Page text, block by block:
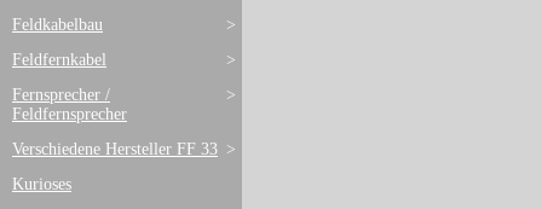
>
Feldkabelbau
>
Feldfernkabel
>
Fernsprecher /
Feldfernsprecher
>
Verschiedene Hersteller FF 33
Kurioses